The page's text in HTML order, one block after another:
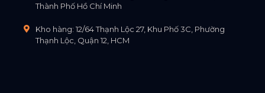
Thành Phố Hồ Chí Minh
Kho hàng: 12/64 Thạnh Lộc 27, Khu Phố 3C, Phường
Thạnh Lộc, Quận 12, HCM